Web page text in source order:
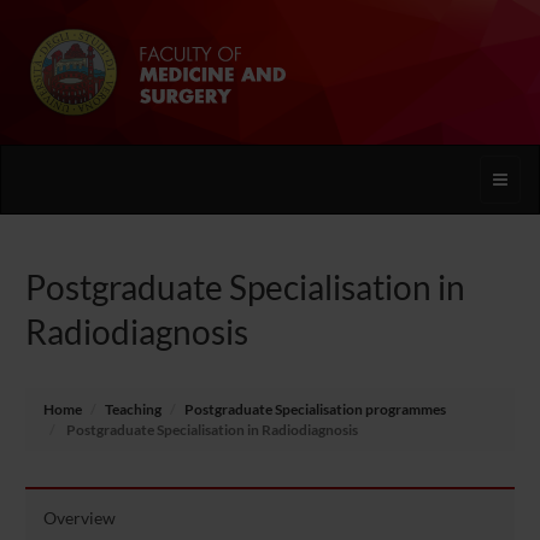
Toggle
Postgraduate Specialisation in
Radiodiagnosis
Home Teaching
Postgraduate Specialisation programmes
Postgraduate Specialisation in Radiodiagnosis
Overview